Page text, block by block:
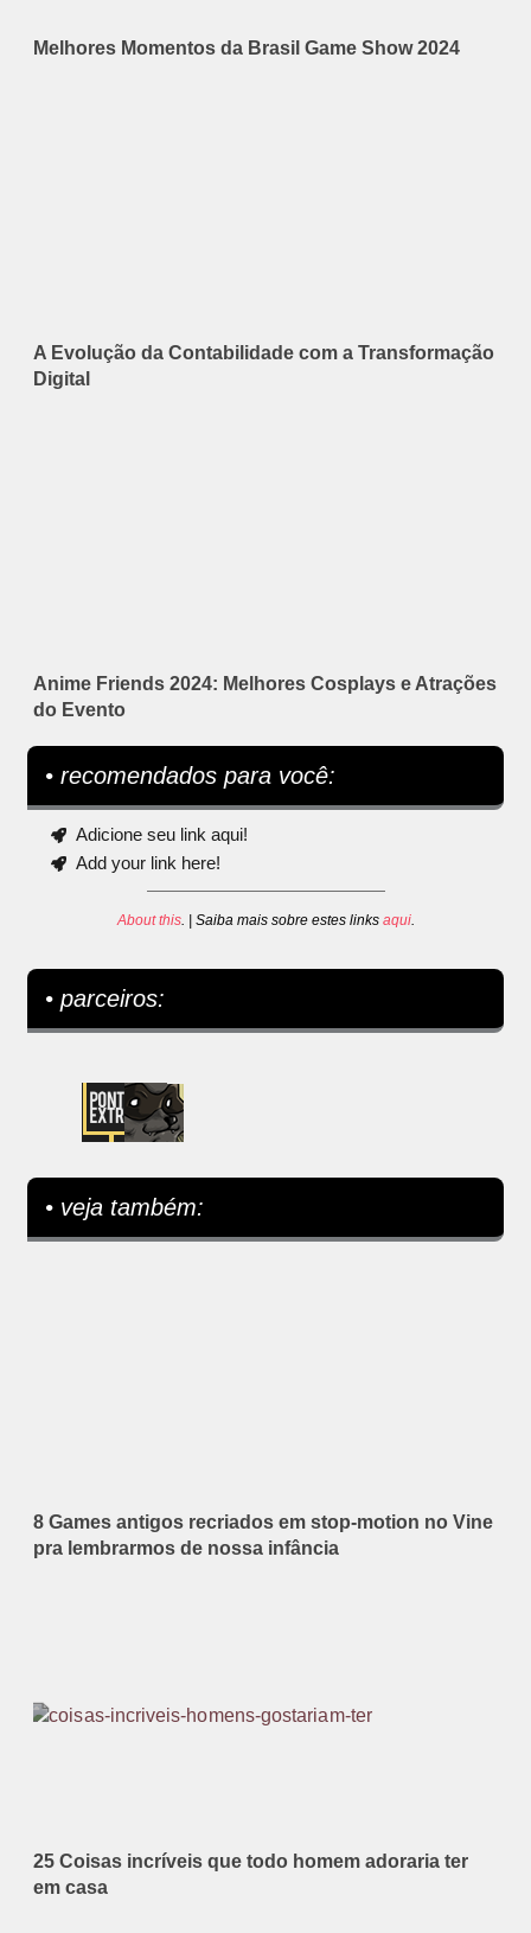
Melhores Momentos da Brasil Game Show 2024
A Evolução da Contabilidade com a Transformação
Digital
Anime Friends 2024: Melhores Cosplays e Atrações
do Evento
• recomendados para você:
Adicione seu link aqui!
Add your link here!
About this. | Saiba mais sobre estes links aqui.
• parceiros:
• veja também:
8 Games antigos recriados em stop-motion no Vine
pra lembrarmos de nossa infância
25 Coisas incríveis que todo homem adoraria ter
em casa